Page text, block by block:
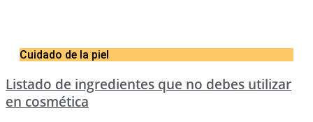
Cuidado de la piel
Listado de ingredientes que no debes utilizar
en cosmética